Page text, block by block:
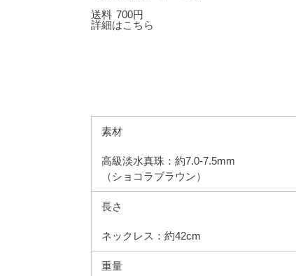
送料 700円
詳細はこちら
素材
高級淡水真珠：約7.0-7.5mm
（ショコラブラウン）
長さ
ネックレス：約42cm
重量